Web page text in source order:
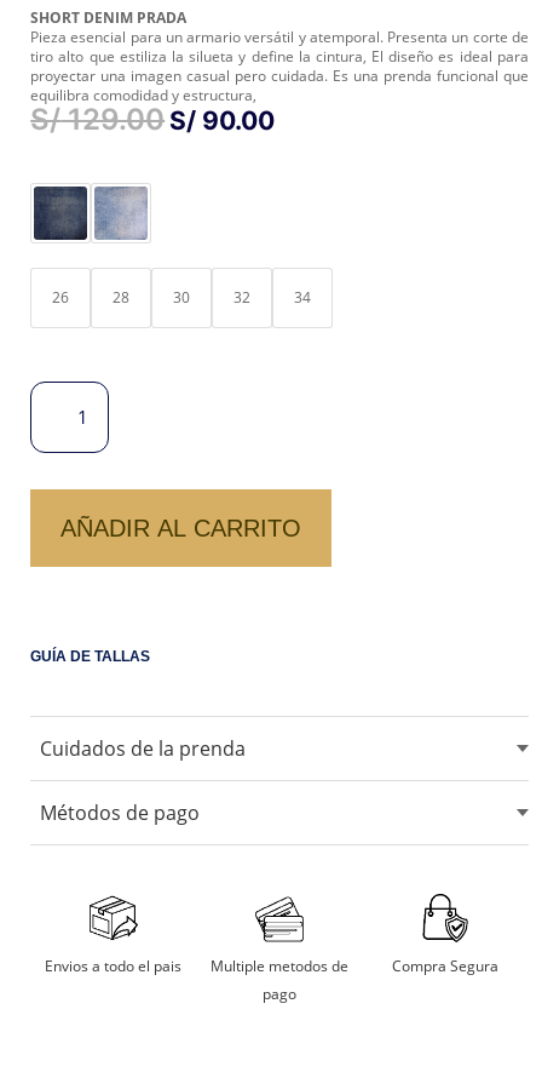
SHORT DENIM PRADA
Pieza esencial para un armario versátil y atemporal. Presenta un corte de
tiro alto que estiliza la silueta y define la cintura, El diseño es ideal para
proyectar una imagen casual pero cuidada. Es una prenda funcional que
equilibra comodidad y estructura,
S/129.00 EL
S/ 90.00EL
26 28 30 32 34
SHORT
DENIM
PRADA
AÑADIR AL CARRITO
GUÍA DE TALLAS
Cuidados de la prenda
No usar maquina secadora.
Secarlo en sombra.
Planchar a temperatura moderada
Métodos de pago
Aceptamos tarjetas de crédito, débito, transferencias
bancarias y billeteras digitales.
Envios a todo el pais
Multiple metodos de
pago
Compra Segura